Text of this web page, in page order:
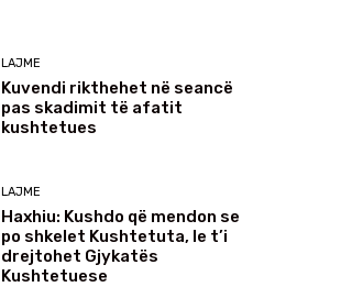
LAJME
Kuvendi rikthehet në seancë
pas skadimit të afatit
kushtetues
LAJME
Haxhiu: Kushdo që mendon se
po shkelet Kushtetuta, le t’i
drejtohet Gjykatës
Kushtetuese